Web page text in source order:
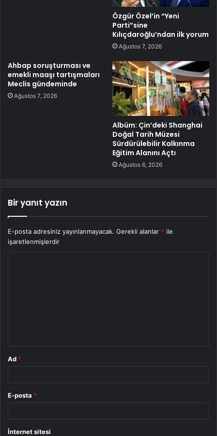
Özgür Özel’in “Yeni
Parti”sine
Kılıçdaroğlu’ndan ilk yorum
Ağustos 7, 2026
Ahbap soruşturması ve
emekli maaşı tartışmaları
Meclis gündeminde
Ağustos 7, 2026
Albüm: Çin’deki Shanghai
Doğal Tarih Müzesi
Sürdürülebilir Kalkınma
Eğitim Alanını Açtı
Ağustos 6, 2026
Bir yanıt yazın
E-posta adresiniz yayınlanmayacak. Gerekli alanlar * ile
işaretlenmişlerdir
Ad *
E-posta *
İnternet sitesi